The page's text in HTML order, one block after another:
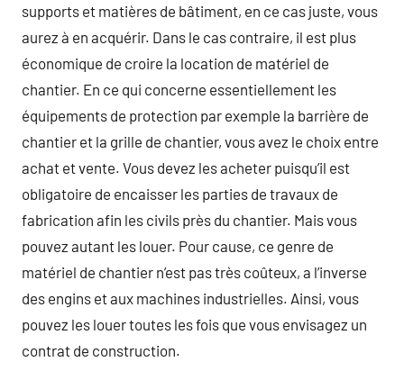
supports et matières de bâtiment, en ce cas juste, vous
aurez à en acquérir. Dans le cas contraire, il est plus
économique de croire la location de matériel de
chantier. En ce qui concerne essentiellement les
équipements de protection par exemple la barrière de
chantier et la grille de chantier, vous avez le choix entre
achat et vente. Vous devez les acheter puisqu’il est
obligatoire de encaisser les parties de travaux de
fabrication afin les civils près du chantier. Mais vous
pouvez autant les louer. Pour cause, ce genre de
matériel de chantier n’est pas très coûteux, a l’inverse
des engins et aux machines industrielles. Ainsi, vous
pouvez les louer toutes les fois que vous envisagez un
contrat de construction.